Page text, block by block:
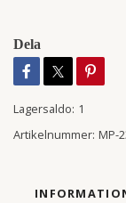
Dela
Lagersaldo: 1
Artikelnummer: MP-